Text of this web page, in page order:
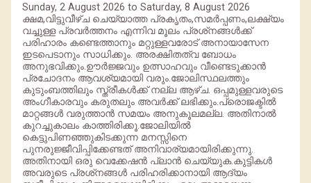
Sunday, 2 August 2026 to Saturday, 8 August 2026
ക്ഷമ,വിട്ടുവീഴ്ച ചെയ്യാത്ത പ്രകൃതം,സമര്‍പ്പണം,ലക്ഷ്യം
വച്ചുള്ള പ്രവര്‍ത്തനം എന്നിവ മൂലം പ്രശ്‌നങ്ങള്‍ക്ക്
പരിഹാരം കണ്ടെത്താനും മറ്റുള്ളവരോട് അനായാസേന
ഇടപെടാനും സാധിക്കും. അരക്ഷിതത്വ ബോധം
അനുഭവിക്കും.ഊര്‍ജ്ജവും ഉത്സാഹവും വീണ്ടെടുക്കാന്‍
പ്രചോദനം ആവശ്യമായി വരും.ജോലിസ്ഥലത്തും
കുടുംബത്തിലും സ്ത്രീകള്‍ക്ക് നല്ല ആഴ്ച. ഒപ്പമുള്ളവരുടെ
അംഗീകാരവും കരുതലും അവര്‍ക്ക് ലഭിക്കും.പ്രൊജക്ടില്‍
മാറ്റങ്ങള്‍ വരുത്താന്‍ സമയം അനുകൂലമല്ല. അതിനാല്‍
കുറച്ചുകാലം കാത്തിരിക്കൂ.ജോലിയില്‍
കെട്ടുപിണഞ്ഞുകിടക്കുന്ന മനസ്സിനെ
പുനരുജ്ജീവിപ്പിക്കേണ്ടത് അനിവാര്യമായിരിക്കുന്നു.
അതിനായി ഒരു വെക്കേഷന്‍ പ്ലാന്‍ ചെയ്യുക.കുട്ടികള്‍
അവരുടെ പ്രശ്‌നങ്ങള്‍ പരിഹരിക്കാനായി ആദ്യം